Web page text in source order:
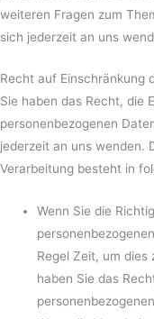
weiteren Fragen zum
sich jederzeit an uns
Recht auf Einschränkung
Sie haben das Recht, die
personenbezogenen
jederzeit an uns wenden.
Verarbeitung besteht in
Wenn Sie die
Regel Zeit, um dies
haben Sie das